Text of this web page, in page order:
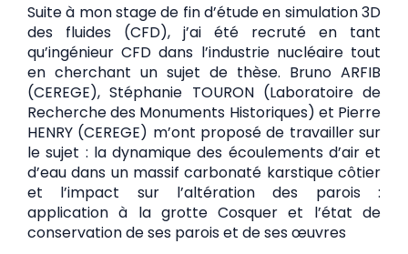
Suite à mon stage de fin d’étude en simulation 3D
des fluides (CFD), j’ai été recruté en tant
qu’ingénieur CFD dans l’industrie nucléaire tout
en cherchant un sujet de thèse. Bruno ARFIB
(CEREGE), Stéphanie TOURON (Laboratoire de
Recherche des Monuments Historiques) et Pierre
HENRY (CEREGE) m’ont proposé de travailler sur
le sujet : la dynamique des écoulements d’air et
d’eau dans un massif carbonaté karstique côtier
et l’impact sur l’altération des parois :
application à la grotte Cosquer et l’état de
conservation de ses parois et de ses œuvres